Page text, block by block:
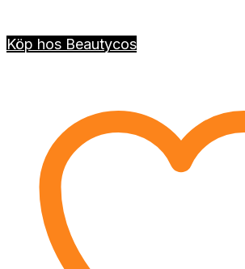
Köp hos Beautycos